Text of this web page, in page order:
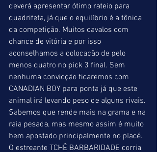
deverá apresentar ótimo rateio para
quadrifeta, já que o equilíbrio é a tônica
da competição. Muitos cavalos com
chance de vitória e por isso
aconselhamos a colocação de pelo
menos quatro no pick 3 final. Sem
nenhuma convicção ficaremos com
CANADIAN BOY para ponta já que este
animal irá levando peso de alguns rivais.
Sabemos que rende mais na grama e na
raia pesada, mas mesmo assim é muito
bem apostado principalmente no placé.
O estreante TCHÊ BARBARIDADE corria